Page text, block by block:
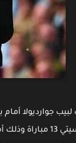
جوارديولا أمام